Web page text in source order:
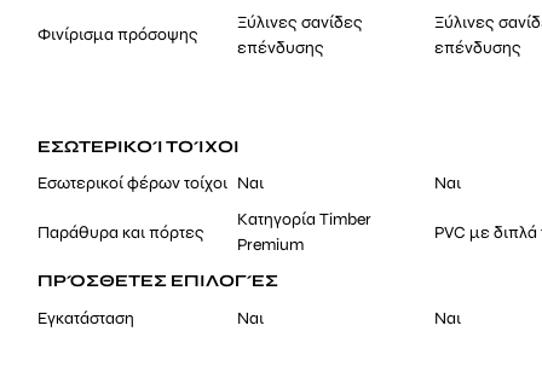
Φινίρισμα πρόσοψης
Ξύλινες σανίδες
επένδυσης
Ξύλινες
επένδυσης
ΕΣΩΤΕΡΙΚΟΊ ΤΟΊΧΟΙ
Εσωτερικοί φέρων τοίχοι Ναι Ναι
Παράθυρα και πόρτες
Κατηγορία Timber
Premium
PVC με διπλά
ΠΡΌΣΘΕΤΕΣ ΕΠΙΛΟΓΈΣ
Εγκατάσταση
Ναι Ναι